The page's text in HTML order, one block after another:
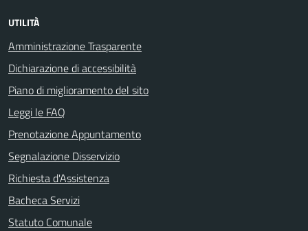
UTILITÀ
Amministrazione Trasparente
Dichiarazione di accessibilità
Piano di miglioramento del sito
Leggi le FAQ
Prenotazione Appuntamento
Segnalazione Disservizio
Richiesta d'Assistenza
Bacheca Servizi
Statuto Comunale